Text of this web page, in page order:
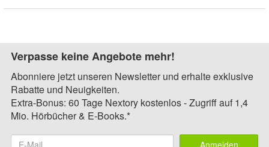
Verpasse keine Angebote mehr!
Abonniere jetzt unseren Newsletter und erhalte exklusive
Rabatte und Neuigkeiten.
Extra-Bonus: 60 Tage Nextory kostenlos - Zugriff auf 1,4
Mio. Hörbücher & E-Books.*
Anmelden